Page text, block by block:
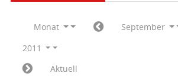
Monat
September
2011
Aktuell